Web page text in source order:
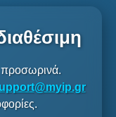
προσωρινά.